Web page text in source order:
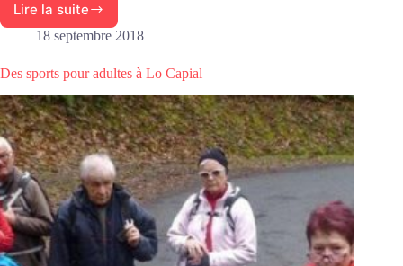
Lire la suite
Tournoi
déguisé
badminton
2019
18 septembre 2018
Des sports pour adultes à Lo Capial